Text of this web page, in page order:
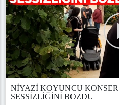
NİYAZİ KOYUNCU
SESSİZLİĞİNİ BOZDU